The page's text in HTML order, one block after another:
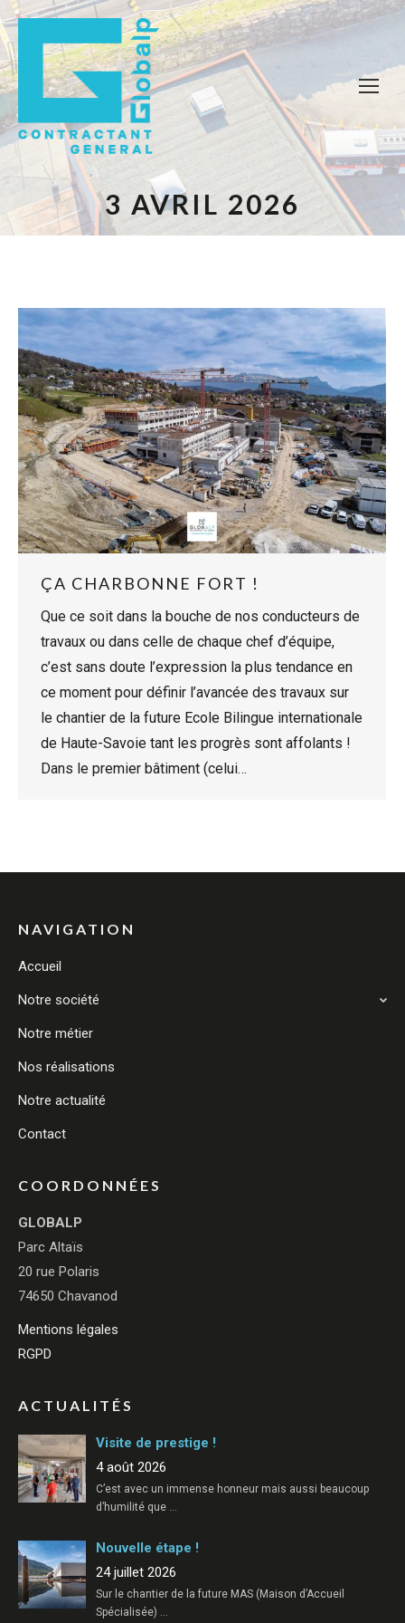
3 AVRIL 2026
Vous êtes ici :
ÇA CHARBONNE FORT !
Que ce soit dans la bouche de nos conducteurs de
travaux ou dans celle de chaque chef d’équipe,
c’est sans doute l’expression la plus tendance en
ce moment pour définir l’avancée des travaux sur
le chantier de la future Ecole Bilingue internationale
de Haute-Savoie tant les progrès sont affolants !
Dans le premier bâtiment (celui…
NAVIGATION
Accueil
Notre société
Notre métier
Nos réalisations
Notre actualité
Contact
COORDONNÉES
GLOBALP
Parc Altaïs
20 rue Polaris
74650 Chavanod
Mentions légales
RGPD
ACTUALITÉS
Visite de prestige !
4 août 2026
C’est avec un immense honneur mais aussi beaucoup
d’humilité que
Nouvelle étape !
24 juillet 2026
Sur le chantier de la future MAS (Maison d’Accueil
Spécialisée) …